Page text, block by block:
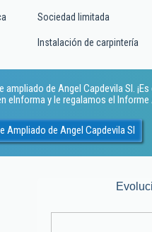
Sociedad limitada
Instalación de carpintería
ampliado de Angel Capdevila Sl.
eInforma y le regalamos el
Ampliado de Angel Capdevila Sl